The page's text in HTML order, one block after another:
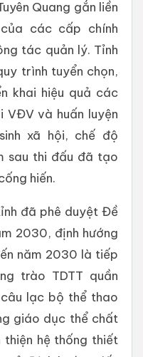
Quang gắn liền
các cấp chính
tác quản lý. Tỉnh
trình tuyển chọn,
khai hiệu quả các
VĐV và huấn luyện
xã hội, chế độ
sau thi đấu đã tạo
hiến.
đã phê duyệt Đề
2030, định hướng
năm 2030 là tiếp
trào TDTT quần
lạc bộ thể thao
giáo dục thể chất
hệ thống thiết